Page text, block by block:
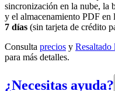
sincronización en la nube, la
y el almacenamiento PDF en
7 días (sin tarjeta de crédito
Consulta precios y Resaltado
para más detalles.
¿Necesitas ayuda?